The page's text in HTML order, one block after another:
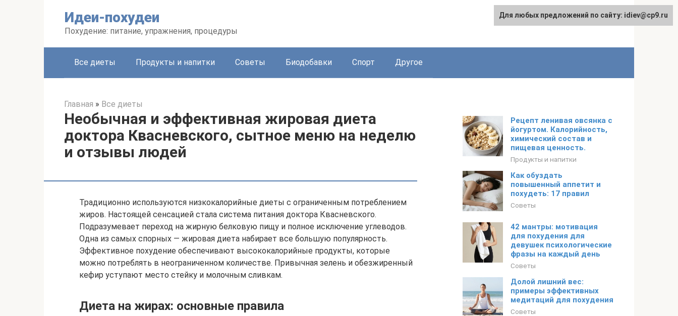
Идеи-похудеи
Похудение: питание, упражнения, процедуры
Все диеты Продукты и напитки Советы Биодобавки Спорт Другое
Главная » Все диеты
Необычная и эффективная жировая диета
доктора Квасневского, сытное меню на неделю
и отзывы людей
Традиционно используются низкокалорийные диеты с ограниченным потреблением
жиров. Настоящей сенсацией стала система питания доктора Квасневского.
Подразумевает переход на жирную белковую пищу и полное исключение углеводов.
Одна из самых спорных — жировая диета набирает все большую популярность.
Эффективное похудение обеспечивают высококалорийные продукты, которые
можно потреблять в неограниченном количестве. Привычная зелень и обезжиренный
кефир уступают место стейку и молочным сливкам.
Диета на жирах: основные правила
Рецепт ленивая овсянка с
йогуртом. Калорийность,
химический состав и
пищевая ценность.
Продукты и напитки
Как обуздать
повышенный аппетит и
похудеть: 17 правил
Советы
42 мантры: мотивация
для похудения для
девушек психологические
фразы на каждый день
Советы
Долой лишний вес:
примеры эффективных
медитаций для похудения
Советы
Для любых предложений по сайту: idiev@cp9.ru